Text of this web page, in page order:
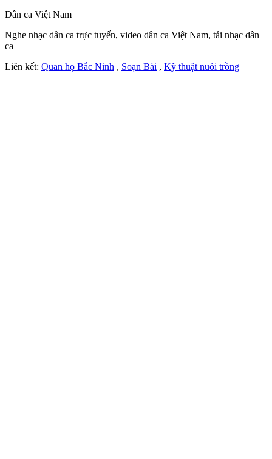
Dân ca Việt Nam
Nghe nhạc dân ca trực tuyến, video dân ca Việt Nam, tải nhạc dân
ca
Liên kết: Quan họ Bắc Ninh , Soạn Bài , Kỹ thuật nuôi trồng